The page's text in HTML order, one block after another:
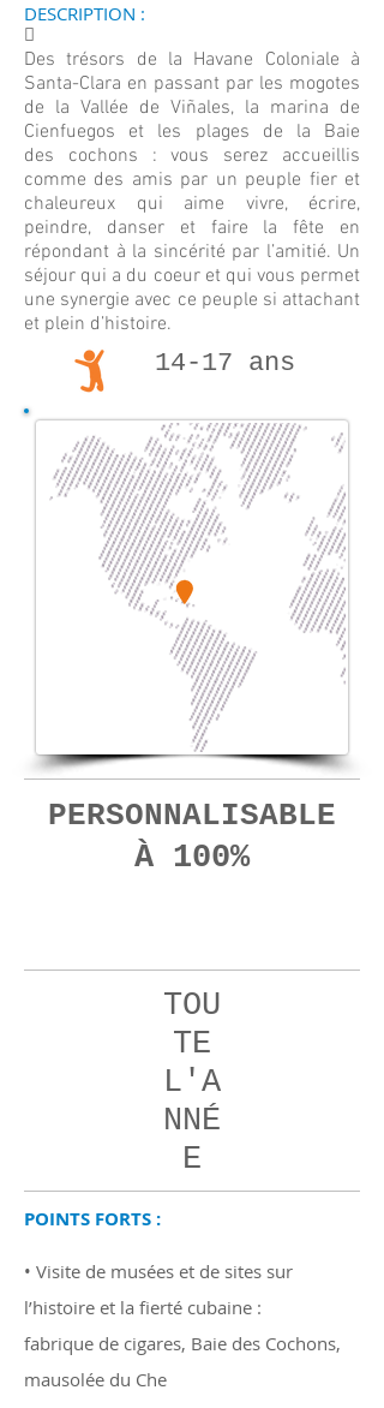
DESCRIPTION :
􀀄
Des trésors de la Havane Coloniale à
Santa-Clara en passant par les mogotes
de la Vallée de Viñales, la marina de
Cienfuegos et les plages de la Baie
des cochons : vous serez accueillis
comme des amis par un peuple fier et
chaleureux qui aime vivre, écrire,
peindre, danser et faire la fête en
répondant à la sincérité par l’amitié. Un
séjour qui a du coeur et qui vous permet
une synergie avec ce peuple si attachant
et plein d’histoire.
14-17 ans
PERSONNALISABLE
À 100%
TOU
TE
L'A
NNÉ
E
POINTS FORTS :
• Visite de musées et de sites sur
l’histoire et la fierté cubaine :
fabrique de cigares, Baie des Cochons,
mausolée du Che